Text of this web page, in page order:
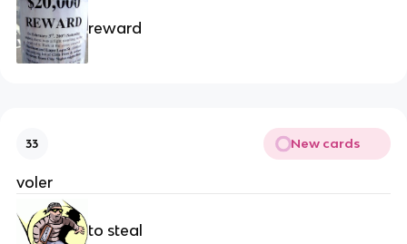
reward
33 New cards
voler
to steal